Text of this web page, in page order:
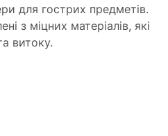
для гострих предметів.
з міцних матеріалів, які
витоку.